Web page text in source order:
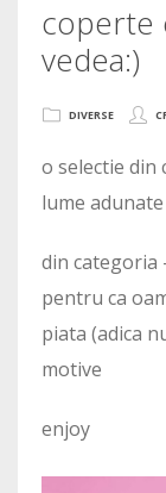
coperte
vedea:)
DIVERSE
o selectie din
lume adunate
din categoria
pentru ca
piata (adica
motive
enjoy